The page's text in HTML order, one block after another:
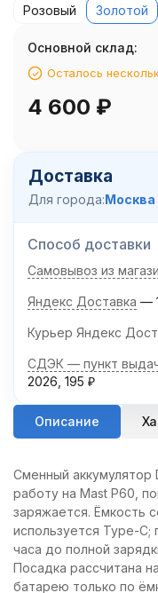
Розовый Золотой
Основной склад:
Осталось
4 600 ₽
Доставка
Для города:Москва
Способ доставки
Самовывоз из
Яндекс Доставка
Курьер Яндекс
СДЭК — пункт
2026 195 ₽
Описание
Сменный аккумулятор
работу на Mast P60,
заряжается. Ёмкость
используется Type-C;
часа до полной
Посадка рассчитана
батарею только по